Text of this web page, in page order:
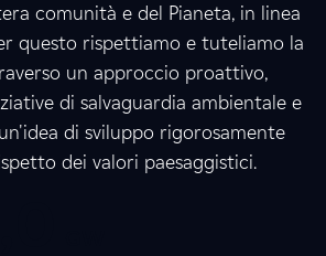
comunità e del Pianeta, in linea
questo rispettiamo e tuteliamo la
un approccio proattivo,
di salvaguardia ambientale e
di sviluppo rigorosamente
dei valori paesaggistici.
1
4
0
6